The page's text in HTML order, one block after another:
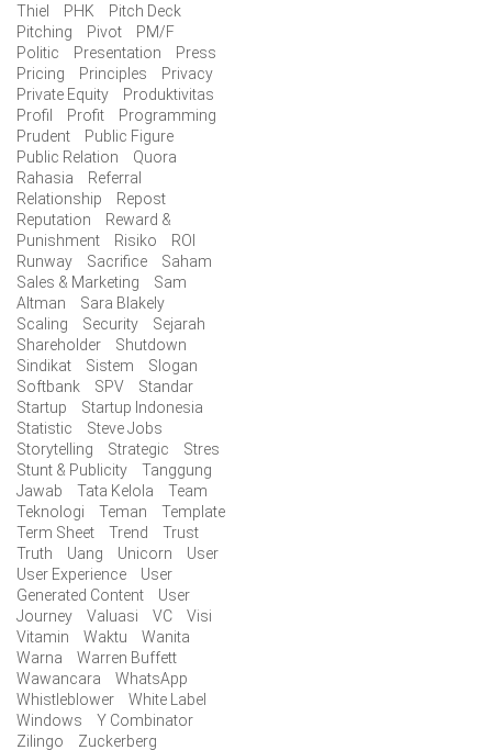
Thiel
PHK
Pitch Deck
Pitching
Pivot
PM/F
Politic
Presentation
Press
Pricing
Principles
Privacy
Private Equity
Produktivitas
Profil
Profit
Programming
Prudent
Public Figure
Public Relation
Quora
Rahasia
Referral
Relationship
Repost
Reputation
Reward &
Punishment
Risiko
ROI
Runway
Sacrifice
Saham
Sales & Marketing
Sam
Altman
Sara Blakely
Scaling
Security
Sejarah
Shareholder
Shutdown
Sindikat
Sistem
Slogan
Softbank
SPV
Standar
Startup
Startup Indonesia
Statistic
Steve Jobs
Storytelling
Strategic
Stres
Stunt & Publicity
Tanggung
Jawab
Tata Kelola
Team
Teknologi
Teman
Template
Term Sheet
Trend
Trust
Truth
Uang Unicorn
User
User Experience
User
Generated Content
User
Journey
Valuasi VC
Visi
Vitamin
Waktu
Wanita
Warna
Warren Buffett
Wawancara
WhatsApp
Whistleblower
White Label
Windows
Y Combinator
Zilingo
Zuckerberg